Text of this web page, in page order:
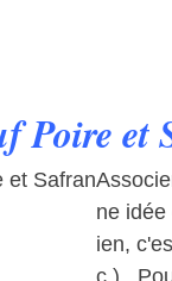
Poire et
ne
ien,
c ) .